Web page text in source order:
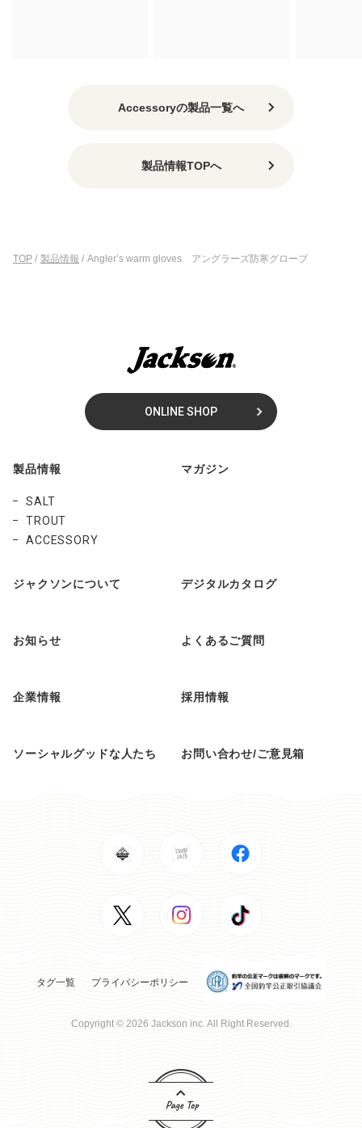
Accessoryの製品一覧へ
製品情報TOPへ
TOP / 製品情報 / Angler’s warm gloves アングラーズ防寒グローブ
ONLINE SHOP
製品情報
SALT
TROUT
ACCESSORY
マガジン
ジャクソンについて デジタルカタログ
お知らせ よくあるご質問
企業情報 採用情報
ソーシャルグッドな人たち お問い合わせ/ご意見箱
タグ一覧 プライバシーポリシー
Copyright © 2026 Jackson inc. All Right Reserved.